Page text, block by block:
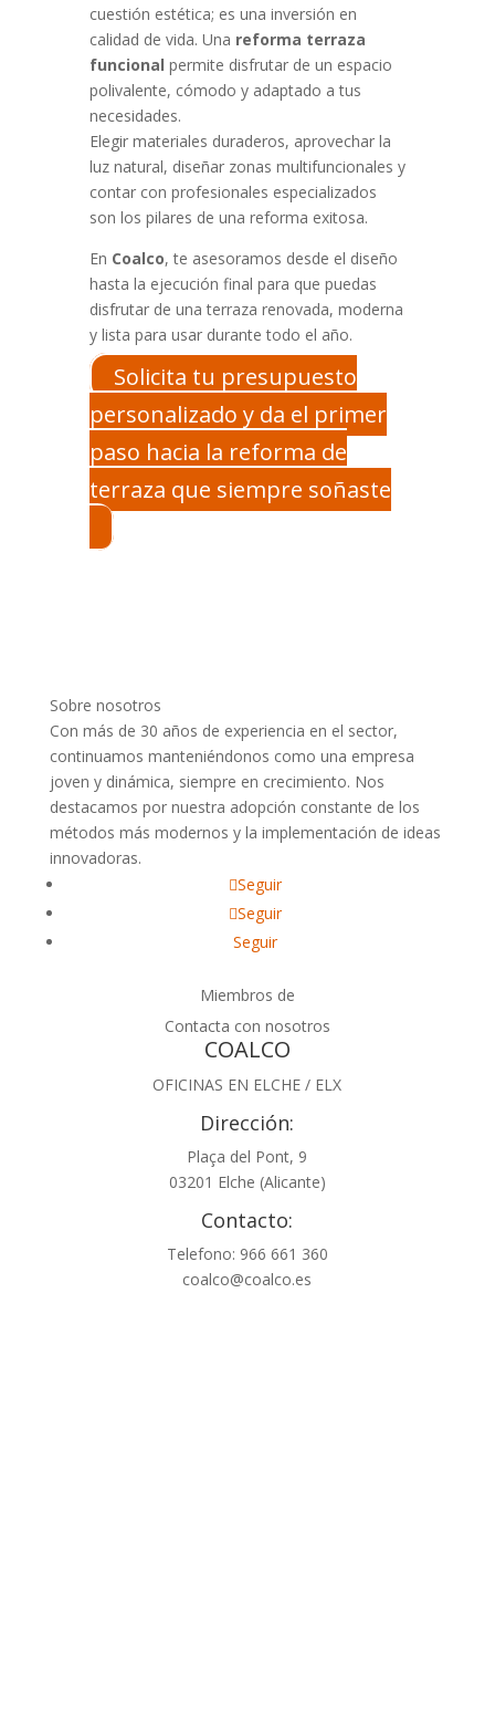
cuestión estética; es una inversión en
calidad de vida. Una reforma terraza
funcional permite disfrutar de un espacio
polivalente, cómodo y adaptado a tus
necesidades.
Elegir materiales duraderos, aprovechar la
luz natural, diseñar zonas multifuncionales y
contar con profesionales especializados
son los pilares de una reforma exitosa.
En Coalco, te asesoramos desde el diseño
hasta la ejecución final para que puedas
disfrutar de una terraza renovada, moderna
y lista para usar durante todo el año.
Solicita tu presupuesto
personalizado y da el primer
paso hacia la reforma de
terraza que siempre soñaste
Sobre nosotros
Con más de 30 años de experiencia en el sector,
continuamos manteniéndonos como una empresa
joven y dinámica, siempre en crecimiento. Nos
destacamos por nuestra adopción constante de los
métodos más modernos y la implementación de ideas
innovadoras.
Seguir
Seguir
Seguir
Miembros de
Contacta con nosotros
COALCO
OFICINAS EN ELCHE / ELX
Dirección:
Plaça del Pont, 9
03201 Elche (Alicante)
Contacto:
Telefono: 966 661 360
coalco@coalco.es